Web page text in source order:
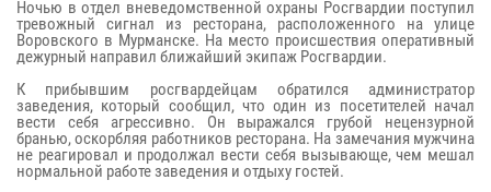
Ночью в отдел вневедомственной охраны Росгвардии поступил
тревожный сигнал из ресторана, расположенного на улице
Воровского в Мурманске. На место происшествия оперативный
дежурный направил ближайший экипаж Росгвардии.
К прибывшим росгвардейцам обратился администратор
заведения, который сообщил, что один из посетителей начал
вести себя агрессивно. Он выражался грубой нецензурной
бранью, оскорбляя работников ресторана. На замечания мужчина
не реагировал и продолжал вести себя вызывающе, чем мешал
нормальной работе заведения и отдыху гостей.